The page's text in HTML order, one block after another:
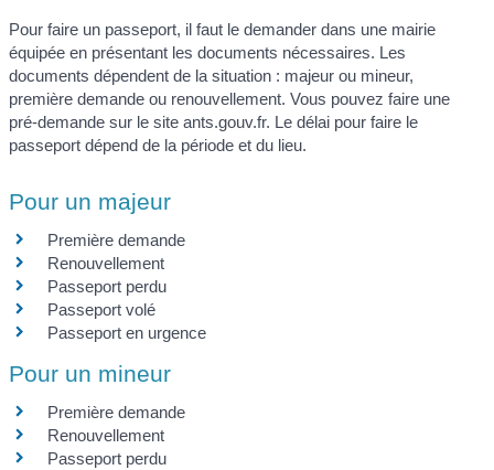
Pour faire un passeport, il faut le demander dans une mairie
équipée en présentant les documents nécessaires. Les
documents dépendent de la situation : majeur ou mineur,
première demande ou renouvellement. Vous pouvez faire une
pré-demande sur le site ants.gouv.fr. Le délai pour faire le
passeport dépend de la période et du lieu.
Pour un majeur
Première demande
Renouvellement
Passeport perdu
Passeport volé
Passeport en urgence
Pour un mineur
Première demande
Renouvellement
Passeport perdu